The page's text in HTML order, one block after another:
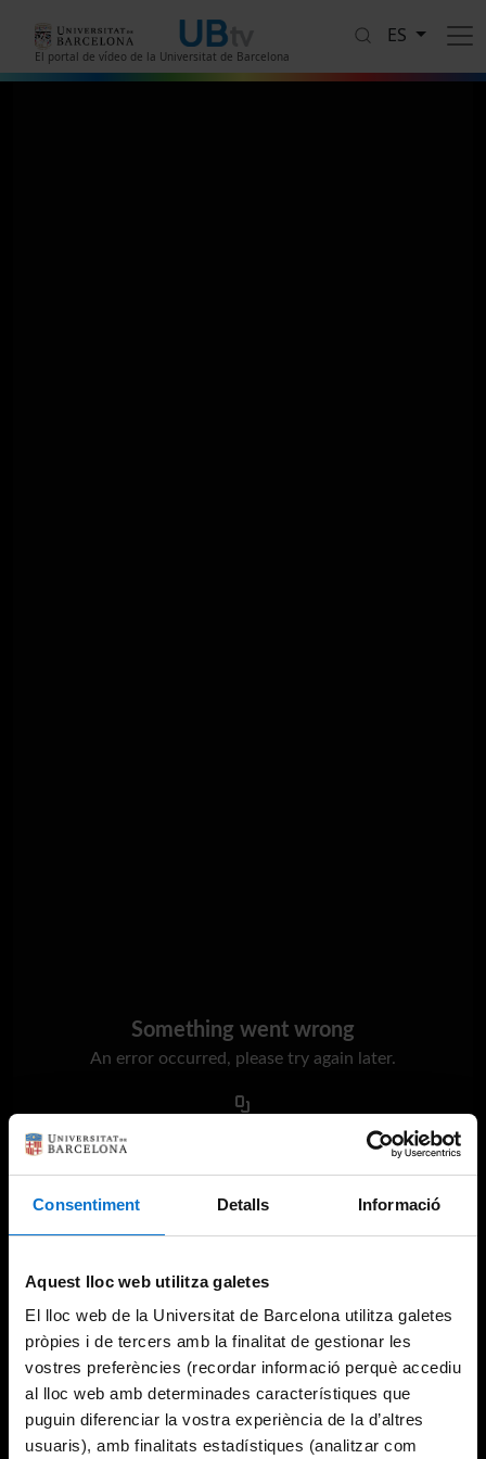
Consentiment Detalls Informació
Aquest lloc web utilitza galetes
El lloc web de la Universitat de Barcelona utilitza galetes
pròpies i de tercers amb la finalitat de gestionar les
vostres preferències (recordar informació perquè accediu
al lloc web amb determinades característiques que
puguin diferenciar la vostra experiència de la d’altres
usuaris), amb finalitats estadístiques (analitzar com
El portal de vídeo de la Universitat de Barcelona
ES
Something went wrong
An error occurred, please try again later.